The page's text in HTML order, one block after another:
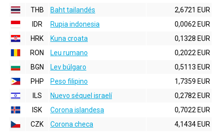
THB
Baht tailandés
2,6721 EUR
IDR
Rupia indonesia
0,0062 EUR
HRK
Kuna croata
0,1328 EUR
RON
Leu rumano
0,2022 EUR
BGN
Lev búlgaro
0,5113 EUR
PHP
Peso filipino
1,7359 EUR
ILS
Nuevo séquel israelí
0,2782 EUR
ISK
Corona islandesa
0,7022 EUR
CZK
Corona checa
4,1434 EUR